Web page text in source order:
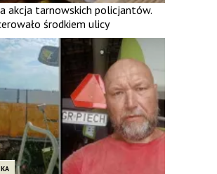
akcja tarnowskich policjantów.
środkiem ulicy